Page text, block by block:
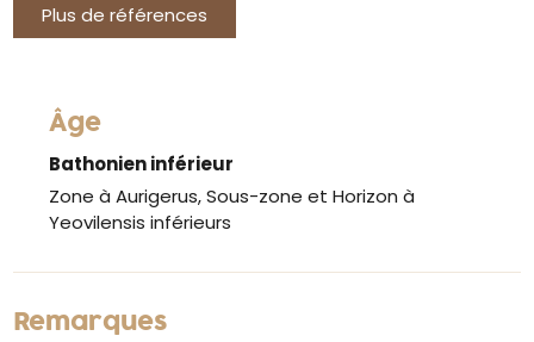
Plus de références
Âge
Bathonien inférieur
Zone à Aurigerus, Sous-zone et Horizon à
Yeovilensis inférieurs
Remarques